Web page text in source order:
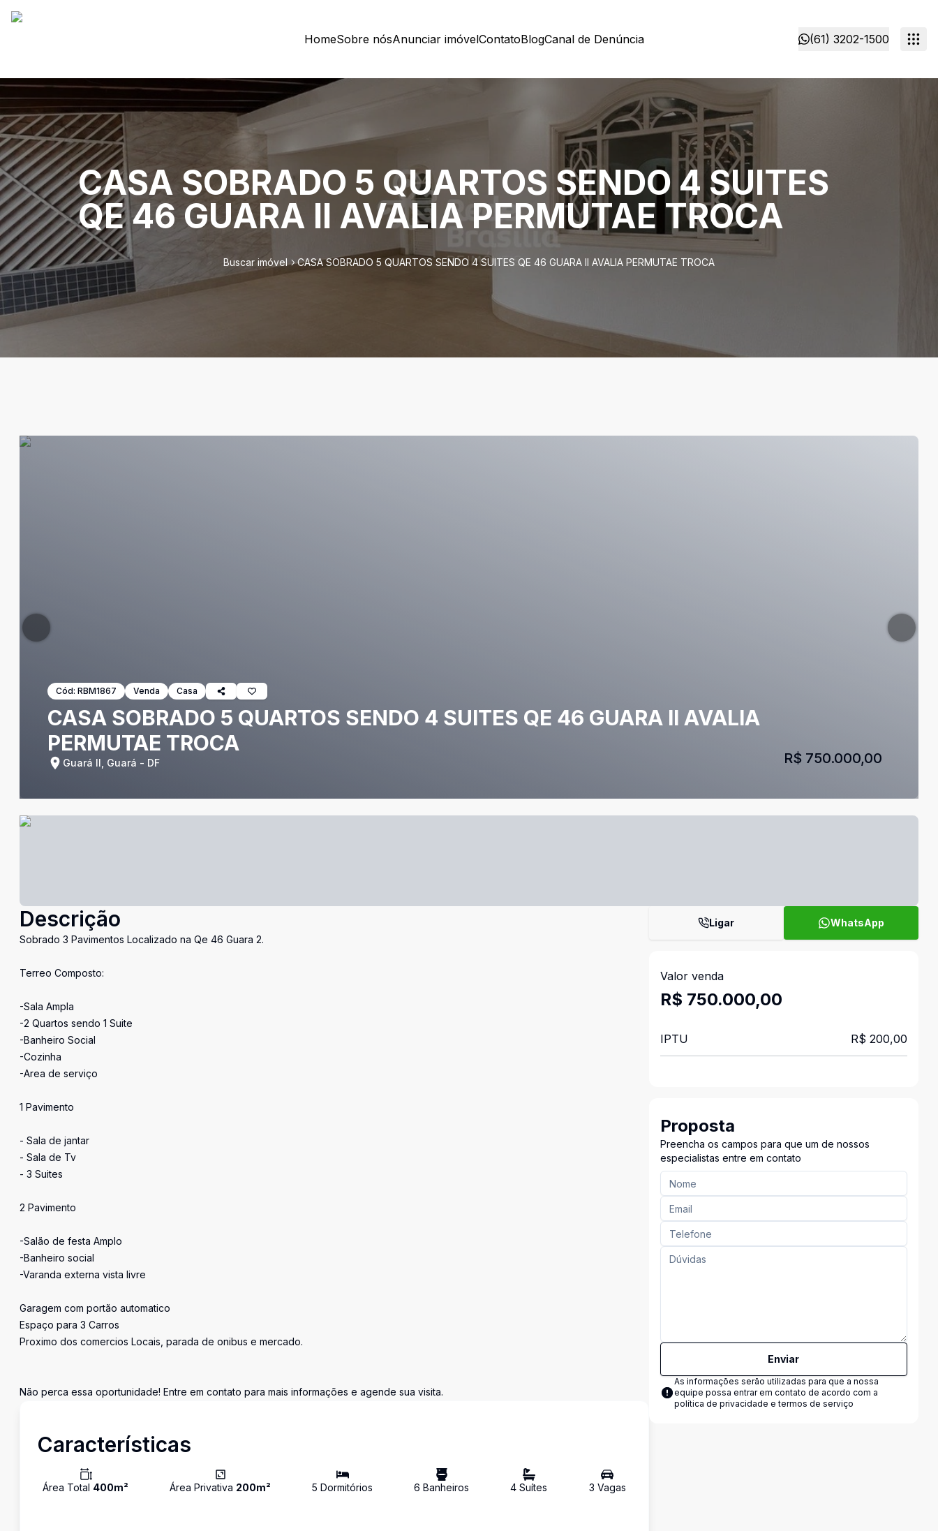
HomeSobre nósAnunciar imóvelContatoBlogCanal de Denúncia (61) 3202-1500
CASA SOBRADO 5 QUARTOS SENDO 4 SUITES
QE 46 GUARA II AVALIA PERMUTAE TROCA
Buscar imóvel CASA SOBRADO 5 QUARTOS SENDO 4 SUITES QE 46 GUARA II AVALIA PERMUTAE TROCA
Cód: RBM1867 Venda Casa
CASA SOBRADO 5 QUARTOS SENDO 4 SUITES QE 46 GUARA II AVALIA
PERMUTAE TROCA
Guará II, Guará - DF R$ 750.000,00
Descrição
Sobrado 3 Pavimentos Localizado na Qe 46 Guara 2.
Terreo Composto:
-Sala Ampla
-2 Quartos sendo 1 Suite
-Banheiro Social
-Cozinha
-Area de serviço
1 Pavimento
- Sala de jantar
- Sala de Tv
- 3 Suites
2 Pavimento
-Salão de festa Amplo
-Banheiro social
-Varanda externa vista livre
Garagem com portão automatico
Espaço para 3 Carros
Proximo dos comercios Locais, parada de onibus e mercado.
Não perca essa oportunidade! Entre em contato para mais informações e agende sua visita.
Características
Área Total 400m² Área Privativa 200m² 5 Dormitórios 6 Banheiros 4 Suítes 3 Vagas
Ligar WhatsApp
Valor venda
R$ 750.000,00
IPTU R$ 200,00
Proposta
Preencha os campos para que um de nossos
especialistas entre em contato
Enviar
As informações serão utilizadas para que a nossa
equipe possa entrar em contato de acordo com a
política de privacidade e termos de serviço